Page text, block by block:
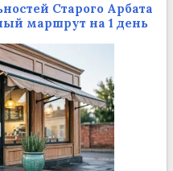
Старого Арбата
маршрут на 1 день